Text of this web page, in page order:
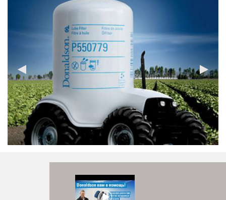
NEW HOLLAND
ROSTSELMASH